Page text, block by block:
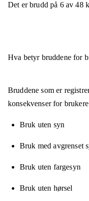
Det er brudd på 6av48
Hva betyr bruddene for
Bruddene som er
konsekvenser for
Bruk uten syn
Bruk med avgrenset
Bruk uten fargesyn
Bruk uten hørsel